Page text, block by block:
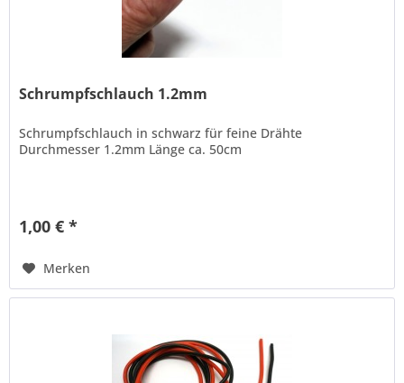
Schrumpfschlauch 1.2mm
Schrumpfschlauch in schwarz für feine Drähte
Durchmesser 1.2mm Länge ca. 50cm
1,00 € *
Merken